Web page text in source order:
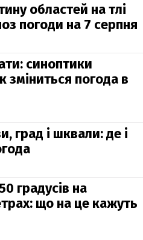
областей на тлі
погоди на 7 серпня
синоптики
зміниться погода в
град і шквали: де і
градусів на
що на це кажуть